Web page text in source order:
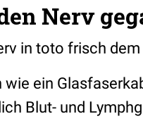
Nerv
in toto frisch
wie ein
Blut- und